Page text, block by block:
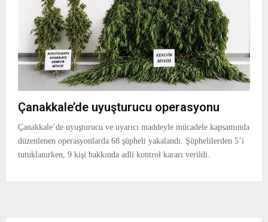
Çanakkale’de uyuşturucu operasyonu
Çanakkale’de uyuşturucu ve uyarıcı maddeyle mücadele kapsamında
düzenlenen operasyonlarda 68 şüpheli yakalandı. Şüphelilerden 5’i
tutuklanırken, 9 kişi hakkında adli kontrol kararı verildi.